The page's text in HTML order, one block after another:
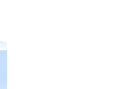
de vos marques
cartes-cadeaux